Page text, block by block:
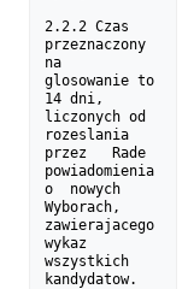
2.2.2 Czas
przeznaczony
na
glosowanie to
14 dni,
liczonych od
rozeslania
przez   Rade
powiadomienia
o  nowych
Wyborach,
zawierajacego
wykaz
wszystkich
kandydatow.